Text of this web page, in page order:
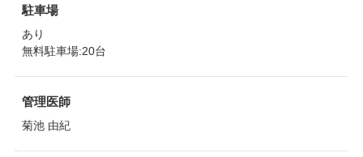
駐車場
あり
無料駐車場:20台
管理医師
菊池 由紀